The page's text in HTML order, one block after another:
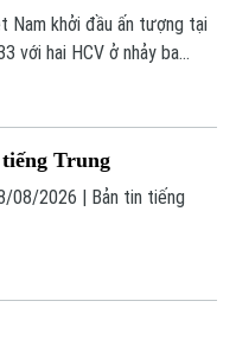
Nam khởi đầu ấn tượng tại
với hai HCV ở nhảy ba
Trung
08/2026 | Bản tin tiếng